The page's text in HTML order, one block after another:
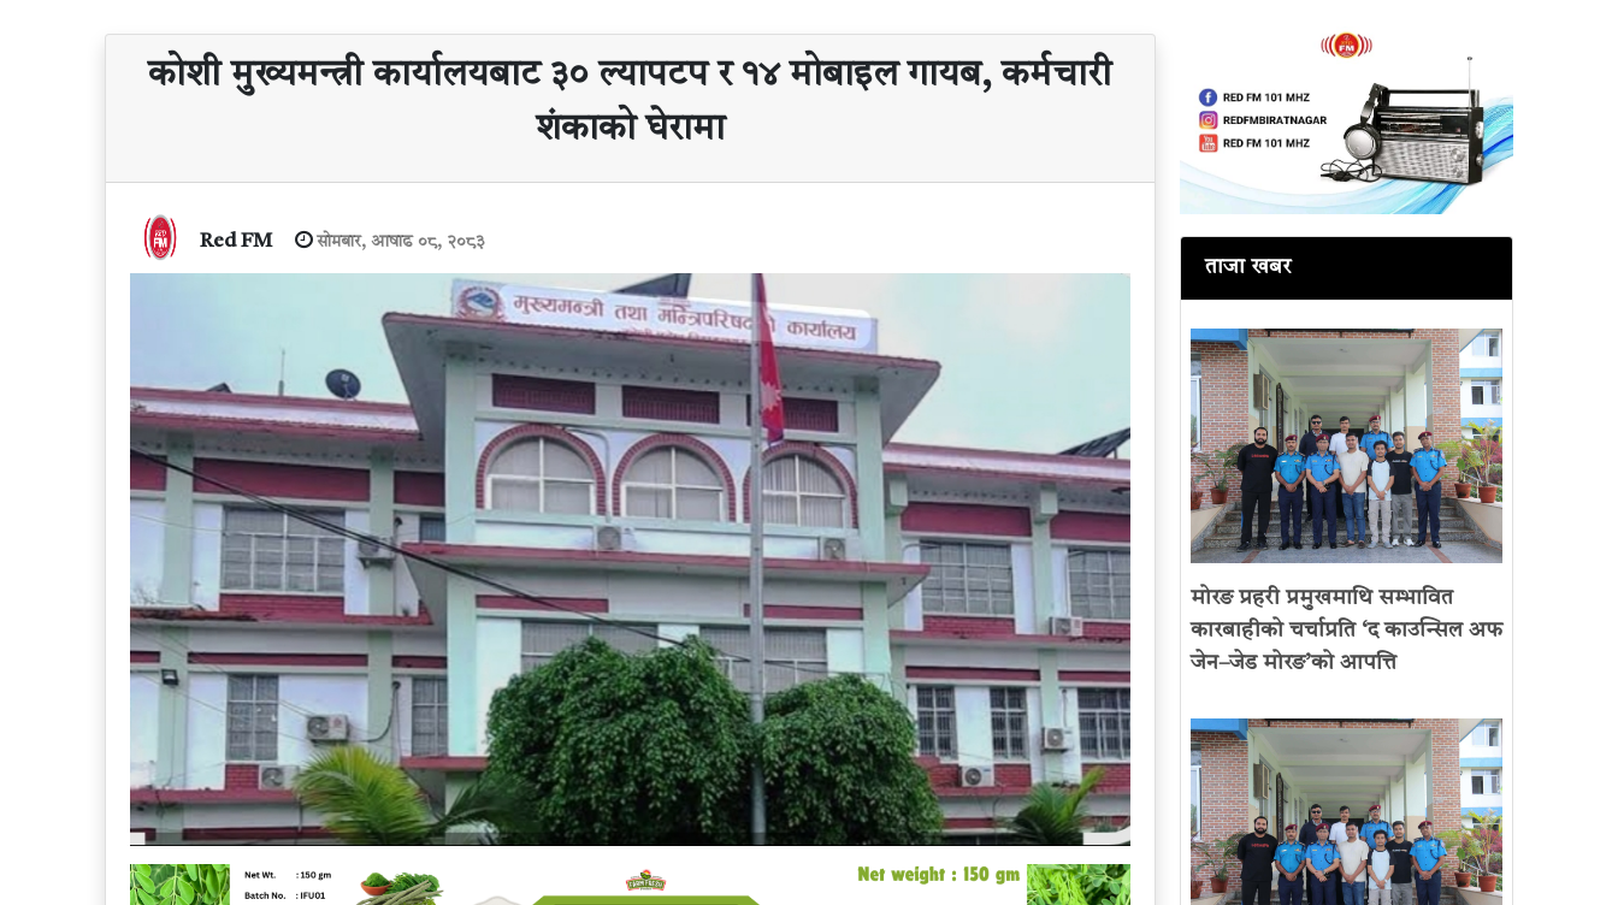
कोशी मुख्यमन्त्री कार्यालयबाट ३० ल्यापटप र १४ मोबाइल गायब, कर्मचारी
शंकाको घेरामा
Red FM सोमबार, आषाढ ०८, २०८३
ताजा खबर
मोरङ प्रहरी प्रमुखमाथि सम्भावित
कारबाहीको चर्चाप्रति ‘द काउन्सिल अफ
जेन–जेड मोरङ’को आपत्ति